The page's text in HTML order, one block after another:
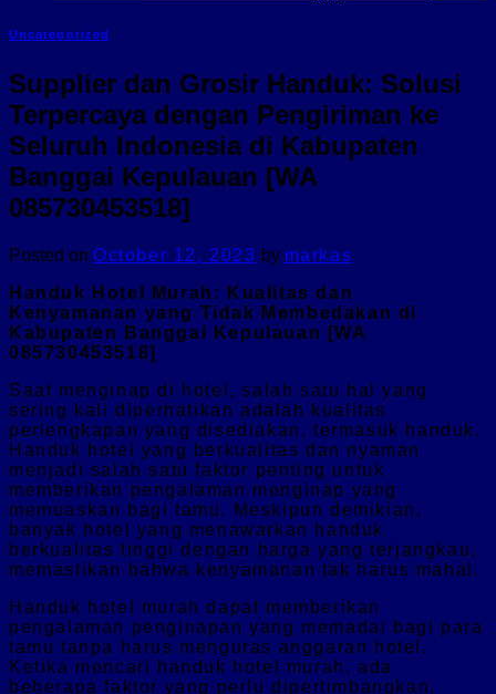
Uncategorized
Supplier dan Grosir Handuk: Solusi
Terpercaya dengan Pengiriman ke
Seluruh Indonesia di Kabupaten
Banggai Kepulauan [WA
085730453518]
Posted on October 12, 2023 by markas
Handuk Hotel Murah: Kualitas dan
Kenyamanan yang Tidak Membedakan di
Kabupaten Banggai Kepulauan [WA
085730453518]
Saat menginap di hotel, salah satu hal yang
sering kali diperhatikan adalah kualitas
perlengkapan yang disediakan, termasuk handuk.
Handuk hotel yang berkualitas dan nyaman
menjadi salah satu faktor penting untuk
memberikan pengalaman menginap yang
memuaskan bagi tamu. Meskipun demikian,
banyak hotel yang menawarkan handuk
berkualitas tinggi dengan harga yang terjangkau,
memastikan bahwa kenyamanan tak harus mahal.
Handuk hotel murah dapat memberikan
pengalaman penginapan yang memadai bagi para
tamu tanpa harus menguras anggaran hotel.
Ketika mencari handuk hotel murah, ada
beberapa faktor yang perlu dipertimbangkan,